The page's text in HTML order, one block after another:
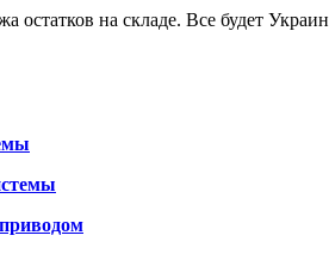
остатков на складе. Все будет